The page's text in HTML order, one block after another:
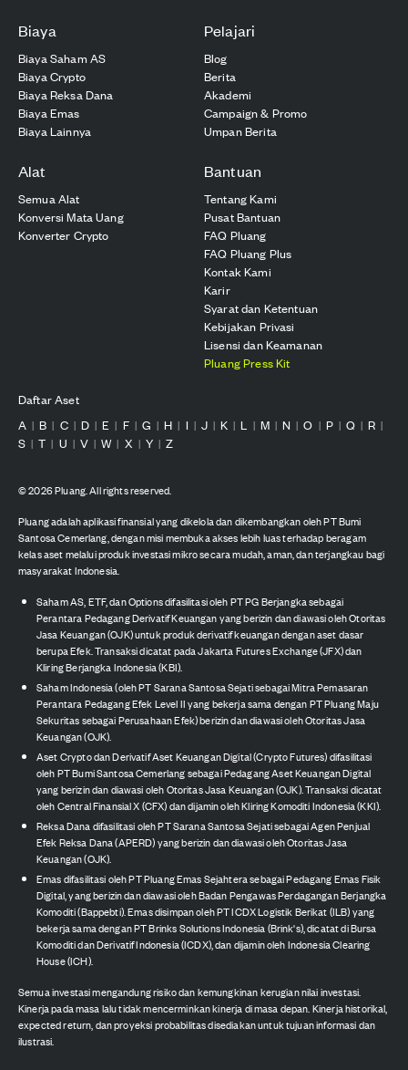
Biaya
Biaya Saham AS
Biaya Crypto
Biaya Reksa Dana
Biaya Emas
Biaya Lainnya
Pelajari
Blog
Berita
Akademi
Campaign & Promo
Umpan Berita
Alat
Semua Alat
Konversi Mata Uang
Konverter Crypto
Bantuan
Tentang Kami
Pusat Bantuan
FAQ Pluang
FAQ Pluang Plus
Kontak Kami
Karir
Syarat dan Ketentuan
Kebijakan Privasi
Lisensi dan Keamanan
Pluang Press Kit
Daftar Aset
A | B | C | D | E | F | G | H | I | J | K | L | M | N | O | P | Q | R |
S | T | U | V | W | X | Y | Z
©2026Pluang. All rights reserved.
Pluang adalah aplikasi finansial yang dikelola dan dikembangkan oleh PT Bumi
Santosa Cemerlang, dengan misi membuka akses lebih luas terhadap beragam
kelas aset melalui produk investasi mikro secara mudah, aman, dan terjangkau bagi
masyarakat Indonesia.
Saham AS, ETF, dan Options difasilitasi oleh PT PG Berjangka sebagai
Perantara Pedagang Derivatif Keuangan yang berizin dan diawasi oleh Otoritas
Jasa Keuangan (OJK) untuk produk derivatif keuangan dengan aset dasar
berupa Efek. Transaksi dicatat pada Jakarta Futures Exchange (JFX) dan
Kliring Berjangka Indonesia (KBI).
Saham Indonesia (oleh PT Sarana Santosa Sejati sebagai Mitra Pemasaran
Perantara Pedagang Efek Level II yang bekerja sama dengan PT Pluang Maju
Sekuritas sebagai Perusahaan Efek) berizin dan diawasi oleh Otoritas Jasa
Keuangan (OJK).
Aset Crypto dan Derivatif Aset Keuangan Digital (Crypto Futures) difasilitasi
oleh PT Bumi Santosa Cemerlang sebagai Pedagang Aset Keuangan Digital
yang berizin dan diawasi oleh Otoritas Jasa Keuangan (OJK). Transaksi dicatat
oleh Central Finansial X (CFX) dan dijamin oleh Kliring Komoditi Indonesia (KKI).
Reksa Dana difasilitasi oleh PT Sarana Santosa Sejati sebagai Agen Penjual
Efek Reksa Dana (APERD) yang berizin dan diawasi oleh Otoritas Jasa
Keuangan (OJK).
Emas difasilitasi oleh PT Pluang Emas Sejahtera sebagai Pedagang Emas Fisik
Digital, yang berizin dan diawasi oleh Badan Pengawas Perdagangan Berjangka
Komoditi (Bappebti). Emas disimpan oleh PT ICDX Logistik Berikat (ILB) yang
bekerja sama dengan PT Brinks Solutions Indonesia (Brink's), dicatat di Bursa
Komoditi dan Derivatif Indonesia (ICDX), dan dijamin oleh Indonesia Clearing
House (ICH).
Semua investasi mengandung risiko dan kemungkinan kerugian nilai investasi.
Kinerja pada masa lalu tidak mencerminkan kinerja di masa depan. Kinerja historikal,
expected return, dan proyeksi probabilitas disediakan untuk tujuan informasi dan
ilustrasi.